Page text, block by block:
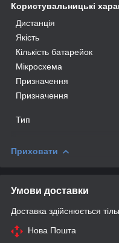
Користувальницькі
Дистанція
Якість
Кількість батарейок
Мікросхема
Призначення
Призначення
Тип
Приховати
Умови доставки
Доставка здійснюється
Нова Пошта